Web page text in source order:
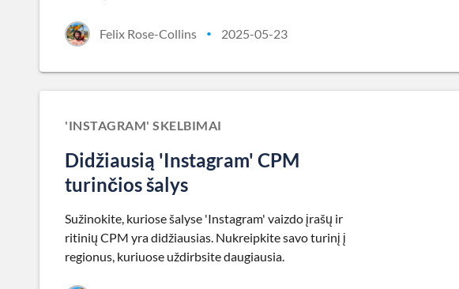
Felix Rose-Collins • 2025-05-23
'INSTAGRAM' SKELBIMAI
Didžiausią 'Instagram' CPM
turinčios šalys
Sužinokite, kuriose šalyse 'Instagram' vaizdo įrašų ir
ritinių CPM yra didžiausias. Nukreipkite savo turinį į
regionus, kuriuose uždirbsite daugiausia.